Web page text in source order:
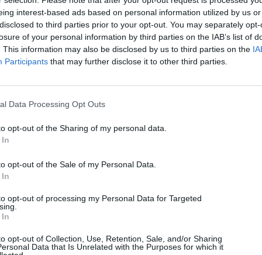
interest-based ads based on personal information utilized by us
to third parties prior to your opt-out. You may separately
of your personal information by third parties on the IAB’s list of
This information may also be disclosed by us to third parties on the
Participants that may further disclose it to other third parties.
Data Processing Opt Outs
opt-out of the Sharing of my personal data.
opt-out of the Sale of my Personal Data.
opt-out of processing my Personal Data for Targeted
opt-out of Collection, Use, Retention, Sale, and/or Sharing
Data that Is Unrelated with the Purposes for which it